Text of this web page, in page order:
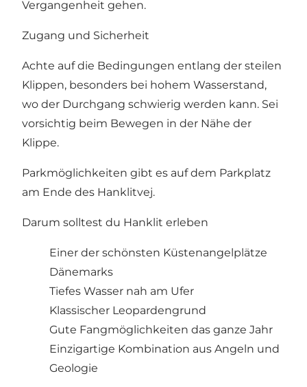
Vergangenheit gehen.
Zugang und Sicherheit
Achte auf die Bedingungen entlang der steilen
Klippen, besonders bei hohem Wasserstand,
wo der Durchgang schwierig werden kann. Sei
vorsichtig beim Bewegen in der Nähe der
Klippe.
Parkmöglichkeiten gibt es auf dem Parkplatz
am Ende des Hanklitvej.
Darum solltest du Hanklit erleben
Einer der schönsten Küstenangelplätze
Dänemarks
Tiefes Wasser nah am Ufer
Klassischer Leopardengrund
Gute Fangmöglichkeiten das ganze Jahr
Einzigartige Kombination aus Angeln und
Geologie